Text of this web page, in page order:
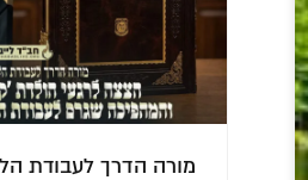
'כי בנפשו הוא': מדוע